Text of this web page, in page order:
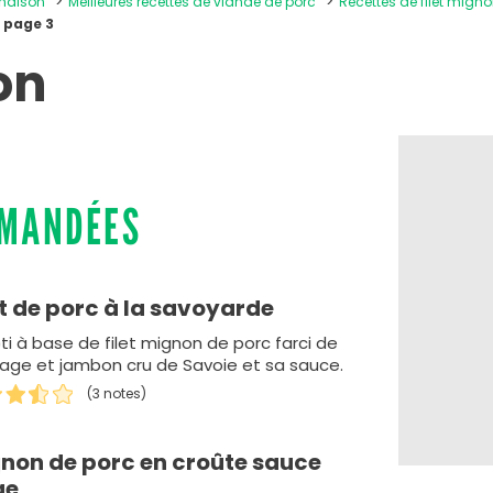
3
de porc à la savoyarde
à base de filet mignon de porc farci de
et jambon cru de Savoie et sa sauce.
(3 notes)
de porc en croûte sauce